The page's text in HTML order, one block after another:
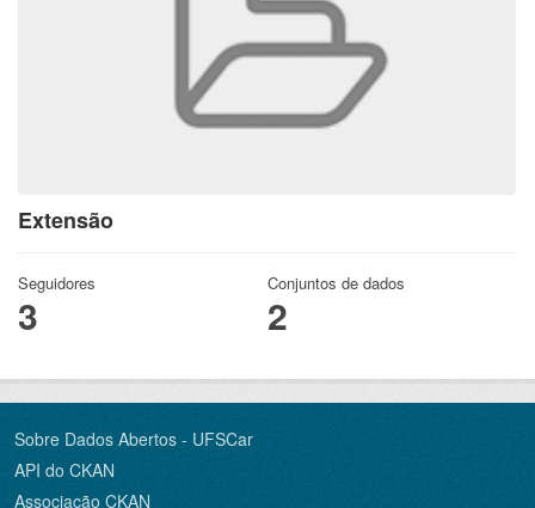
Extensão
Seguidores
3
Conjuntos de dados
2
Sobre Dados Abertos - UFSCar
API do CKAN
Associação CKAN